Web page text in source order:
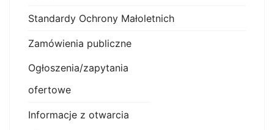
Standardy Ochrony Małoletnich
Zamówienia publiczne
Ogłoszenia/zapytania
ofertowe
Informacje z otwarcia